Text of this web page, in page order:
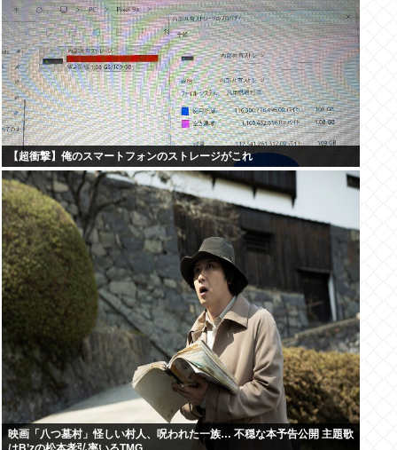
【超衝撃】俺のスマートフォンのストレージがこれ
映画「八つ墓村」怪しい村人、呪われた一族… 不穏な本予告公開 主題歌